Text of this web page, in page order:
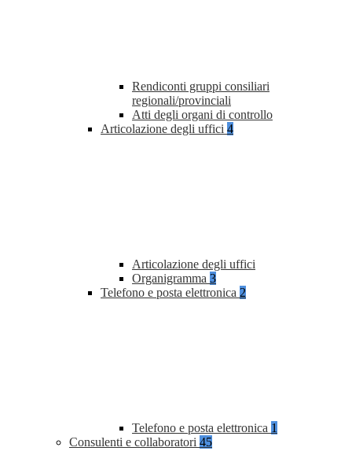
Rendiconti gruppi consiliari
regionali/provinciali
Atti degli organi di controllo
Articolazione degli uffici 4
Articolazione degli uffici
Organigramma 3
Telefono e posta elettronica 2
Telefono e posta elettronica 1
Consulenti e collaboratori 45